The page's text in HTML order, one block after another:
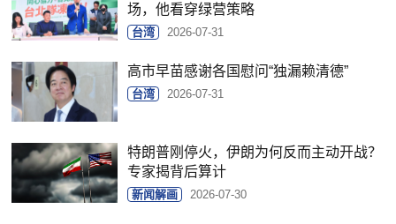
场，他看穿绿营策略
台湾 2026-07-31
高市早苗感谢各国慰问“独漏赖清德”
台湾 2026-07-31
特朗普刚停火，伊朗为何反而主动开战？
专家揭背后算计
新闻解画 2026-07-30